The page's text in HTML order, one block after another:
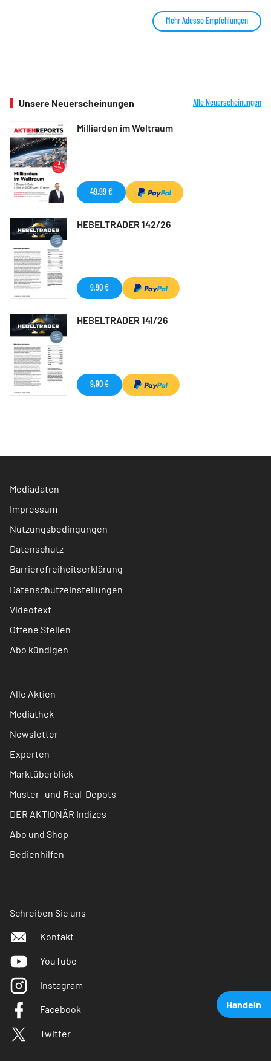
Handeln
Mehr Adesso Empfehlungen
Unsere Neuerscheinungen Alle Neuerscheinungen
Milliarden im Weltraum
49,99 €
HEBELTRADER 142/26
9,90 €
HEBELTRADER 141/26
9,90 €
Mediadaten
Impressum
Nutzungsbedingungen
Datenschutz
Barrierefreiheitserklärung
Datenschutzeinstellungen
Videotext
Offene Stellen
Abo kündigen
Alle Aktien
Mediathek
Newsletter
Experten
Marktüberblick
Muster- und Real-Depots
DER AKTIONÄR Indizes
Abo und Shop
Bedienhilfen
Schreiben Sie uns
Kontakt
YouTube
Instagram
Facebook
Twitter